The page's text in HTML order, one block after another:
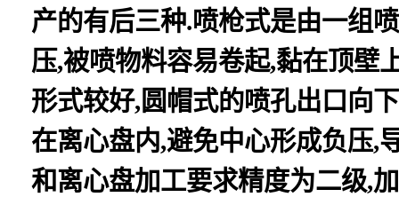
产的有后三种.喷枪式是由一组
压,被喷物料容易卷起,黏在顶壁
形式较好,圆帽式的喷孔出口向
在离心盘内,避免中心形成负压,
和离心盘加工要求精度为二级,